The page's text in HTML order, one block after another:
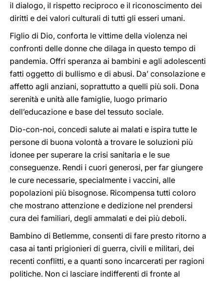
il dialogo, il rispetto reciproco e il riconoscimento dei
diritti e dei valori culturali di tutti gli esseri umani.
Figlio di Dio, conforta le vittime della violenza nei
confronti delle donne che dilaga in questo tempo di
pandemia. Offri speranza ai bambini e agli adolescenti
fatti oggetto di bullismo e di abusi. Da’ consolazione e
affetto agli anziani, soprattutto a quelli più soli. Dona
serenità e unità alle famiglie, luogo primario
dell’educazione e base del tessuto sociale.
Dio-con-noi, concedi salute ai malati e ispira tutte le
persone di buona volontà a trovare le soluzioni più
idonee per superare la crisi sanitaria e le sue
conseguenze. Rendi i cuori generosi, per far giungere
le cure necessarie, specialmente i vaccini, alle
popolazioni più bisognose. Ricompensa tutti coloro
che mostrano attenzione e dedizione nel prendersi
cura dei familiari, degli ammalati e dei più deboli.
Bambino di Betlemme, consenti di fare presto ritorno a
casa ai tanti prigionieri di guerra, civili e militari, dei
recenti conflitti, e a quanti sono incarcerati per ragioni
politiche. Non ci lasciare indifferenti di fronte al